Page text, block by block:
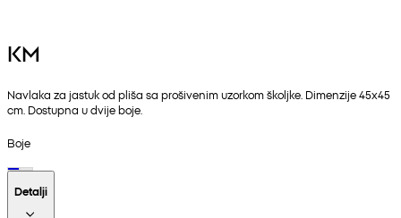
KM
Navlaka za jastuk od pliša sa prošivenim uzorkom školjke. Dimenzije 45x45
cm. Dostupna u dvije boje.
Boje
Detalji